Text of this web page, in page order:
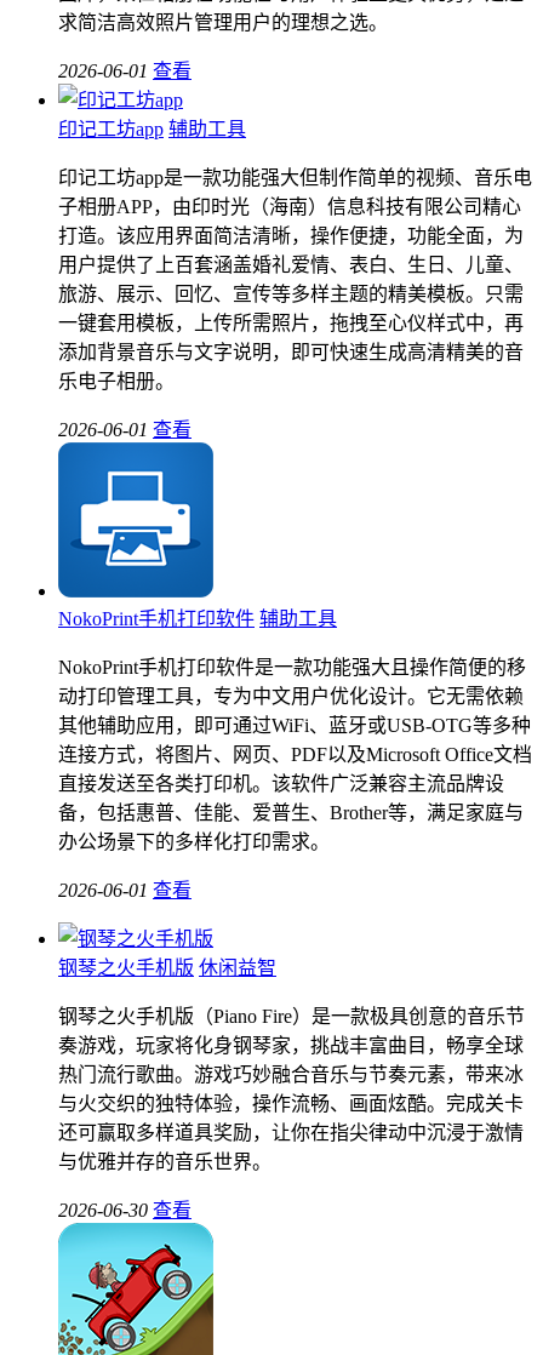
求简洁高效照片管理用户的理想之选。
2026-06-01 查看
印记工坊app 辅助工具
印记工坊app是一款功能强大但制作简单的视频、音乐电
子相册APP，由印时光（海南）信息科技有限公司精心
打造。该应用界面简洁清晰，操作便捷，功能全面，为
用户提供了上百套涵盖婚礼爱情、表白、生日、儿童、
旅游、展示、回忆、宣传等多样主题的精美模板。只需
一键套用模板，上传所需照片，拖拽至心仪样式中，再
添加背景音乐与文字说明，即可快速生成高清精美的音
乐电子相册。
2026-06-01 查看
NokoPrint手机打印软件 辅助工具
NokoPrint手机打印软件是一款功能强大且操作简便的移
动打印管理工具，专为中文用户优化设计。它无需依赖
其他辅助应用，即可通过WiFi、蓝牙或USB-OTG等多种
连接方式，将图片、网页、PDF以及Microsoft Office文档
直接发送至各类打印机。该软件广泛兼容主流品牌设
备，包括惠普、佳能、爱普生、Brother等，满足家庭与
办公场景下的多样化打印需求。
2026-06-01 查看
钢琴之火手机版 休闲益智
钢琴之火手机版（Piano Fire）是一款极具创意的音乐节
奏游戏，玩家将化身钢琴家，挑战丰富曲目，畅享全球
热门流行歌曲。游戏巧妙融合音乐与节奏元素，带来冰
与火交织的独特体验，操作流畅、画面炫酷。完成关卡
还可赢取多样道具奖励，让你在指尖律动中沉浸于激情
与优雅并存的音乐世界。
2026-06-30 查看